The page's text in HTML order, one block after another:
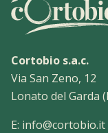
Cortobio s.a.c.
Via San Zeno, 12
Lonato del Garda
E: info@cortobio.it